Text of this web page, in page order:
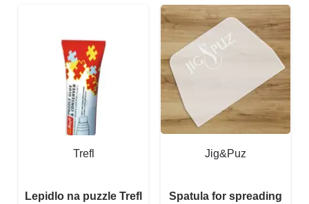
Trefl
Lepidlo na puzzle Trefl
Jig&Puz
Spatula for spreading